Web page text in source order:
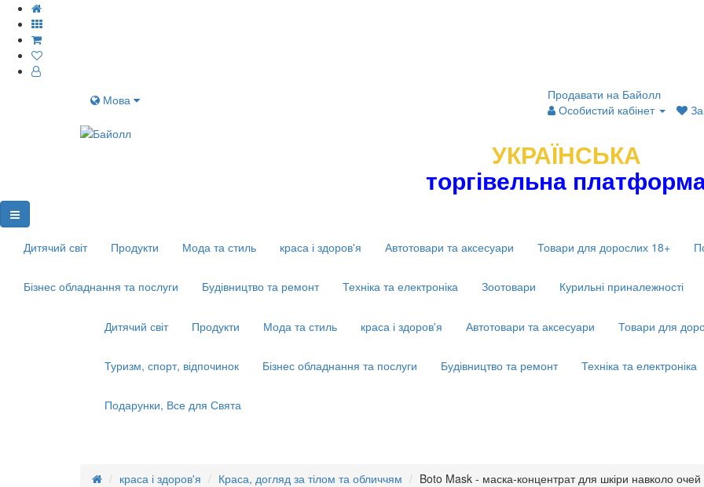
Мова
Продавати на Байолл
Особистий кабінет
УКРАЇНСЬКА
торгівельна
Дитячий світ Продукти Мода та стиль краса і здоров'я Автотовари та аксесуари Товари для дорослих 18+
Бізнес обладнання та послуги Будівництво та ремонт Техніка та електроніка Зоотовари Курильні приналежності
Дитячий світ Продукти Мода та стиль краса і здоров'я Автотовари та аксесуари Товари для
Туризм, спорт, відпочинок Бізнес обладнання та послуги Будівництво та ремонт Техніка та електроніка
Подарунки, Все для Свята
краса і здоров'я Краса, догляд за тілом та обличчям Boto Mask - маска-концентрат для шкіри навколо